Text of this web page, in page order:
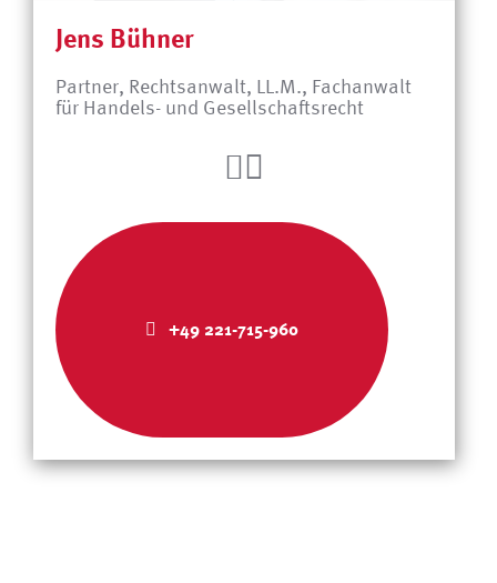
Jens Bühner
Partner, Rechtsanwalt, LL.M., Fachanwalt
für Handels- und Gesellschaftsrecht
+49 221-715-960